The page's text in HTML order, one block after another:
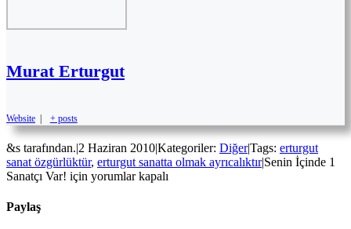
Murat Erturgut
Website + posts
&s tarafından.|2 Haziran 2010|Kategoriler: Diğer|Tags: erturgut
sanat özgürlüktür, erturgut sanatta olmak ayrıcalıktır|Senin İçinde 1
Sanatçı Var! için yorumlar kapalı
Paylaş